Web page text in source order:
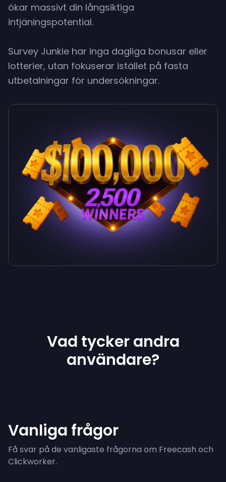
ökar massivt din långsiktiga
intjäningspotential.
Survey Junkie har inga dagliga bonusar eller
lotterier, utan fokuserar istället på fasta
utbetalningar för undersökningar.
Vad tycker andra
användare?
Vanliga frågor
Få svar på de vanligaste frågorna om Freecash och
Clickworker.